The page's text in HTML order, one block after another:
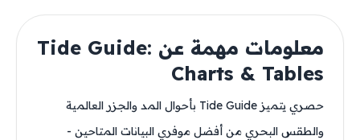
معلومات مهمة عن Tide Guide:
Charts & Tables
حصري يتميز Tide Guide بأحوال المد والجزر العالمية
والطقس البحري من أفضل موفري البيانات المتاحين -